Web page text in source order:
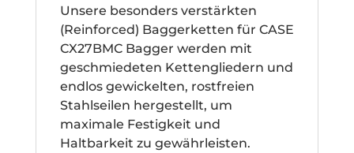
Unsere besonders verstärkten
(Reinforced) Baggerketten für CASE
CX27BMC Bagger werden mit
geschmiedeten Kettengliedern und
endlos gewickelten, rostfreien
Stahlseilen hergestellt, um
maximale Festigkeit und
Haltbarkeit zu gewährleisten.